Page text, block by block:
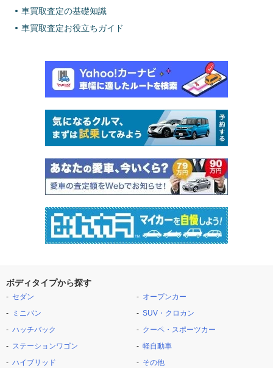
車買取査定の基礎知識
車買取査定お役立ちガイド
ボディタイプから探す
セダン
ミニバン
ハッチバック
ステーションワゴン
ハイブリッド
オープンカー
SUV・クロカン
クーペ・スポーツカー
軽自動車
その他